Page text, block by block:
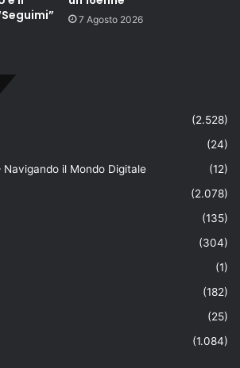
7 Agosto 2026
(2.528)
(24)
il Mondo Digitale
(12)
(2.078)
(135)
(304)
(1)
(182)
(25)
(1.084)